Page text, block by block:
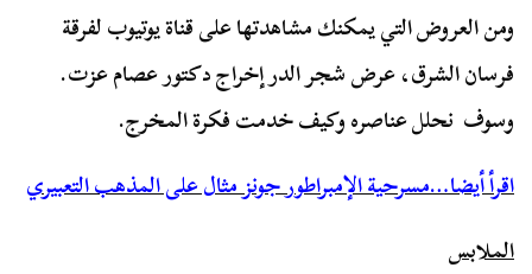
ومن العروض التي يمكنك مشاهدتها على قناة يوتيوب لفرقة
فرسان الشرق، عرض شجر الدر إخراج دكتور عصام عزت.
وسوف نحلل عناصره وكيف خدمت فكرة المخرج.
اقرأ أيضا…مسرحية الإمبراطور جونز مثال على المذهب التعبيري
الملابس